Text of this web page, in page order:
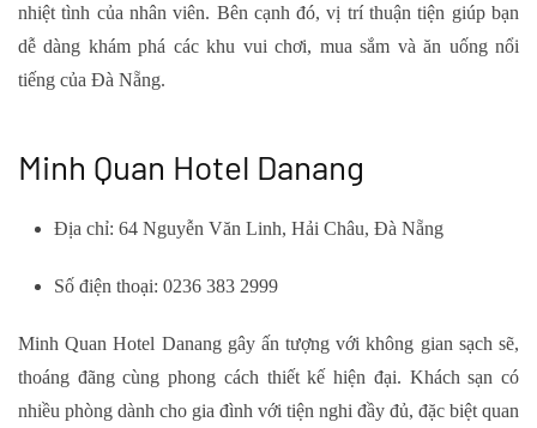
nhiệt tình của nhân viên. Bên cạnh đó, vị trí thuận tiện giúp bạn
dễ dàng khám phá các khu vui chơi, mua sắm và ăn uống nổi
tiếng của Đà Nẵng.
Minh Quan Hotel Danang
Địa chỉ: 64 Nguyễn Văn Linh, Hải Châu, Đà Nẵng
Số điện thoại: 0236 383 2999
Minh Quan Hotel Danang gây ấn tượng với không gian sạch sẽ,
thoáng đãng cùng phong cách thiết kế hiện đại. Khách sạn có
nhiều phòng dành cho gia đình với tiện nghi đầy đủ, đặc biệt quan